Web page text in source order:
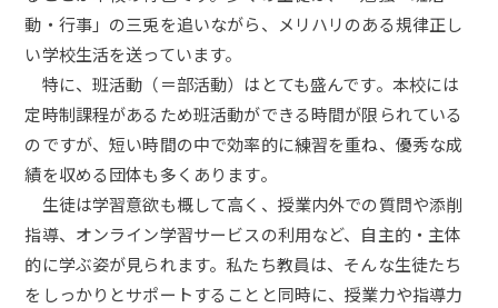
動・行事」の三兎を追いながら、メリハリのある規律正し
い学校生活を送っています。
特に、班活動（＝部活動）はとても盛んです。本校には
定時制課程があるため班活動ができる時間が限られている
のですが、短い時間の中で効率的に練習を重ね、優秀な成
績を収める団体も多くあります。
生徒は学習意欲も概して高く、授業内外での質問や添削
指導、オンライン学習サービスの利用など、自主的・主体
的に学ぶ姿が見られます。私たち教員は、そんな生徒たち
をしっかりとサポートすることと同時に、授業力や指導力